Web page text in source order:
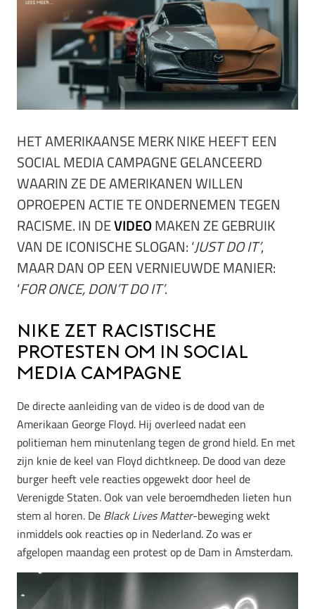
HET AMERIKAANSE MERK NIKE HEEFT EEN
SOCIAL MEDIA CAMPAGNE GELANCEERD
WAARIN ZE DE AMERIKANEN WILLEN
OPROEPEN ACTIE TE ONDERNEMEN TEGEN
RACISME. IN DEVIDEOMAKEN ZE GEBRUIK
VAN DE ICONISCHE SLOGAN: ‘JUST DO IT’,
MAAR DAN OP EEN VERNIEUWDE MANIER:
‘FOR ONCE, DON’T DO IT’.
Nike zet racistische
protesten om in social
media campagne
De directe aanleiding van de video is de dood van de
Amerikaan George Floyd. Hij overleed nadat een
politieman hem minutenlang tegen de grond hield. En met
zijn knie de keel van Floyd dichtkneep. De dood van deze
burger heeft vele reacties opgewekt door heel de
Verenigde Staten. Ook van vele beroemdheden lieten hun
stem al horen. De Black Lives Matter-beweging wekt
inmiddels ook reacties op in Nederland. Zo was er
afgelopen maandag een protest op de Dam in Amsterdam.